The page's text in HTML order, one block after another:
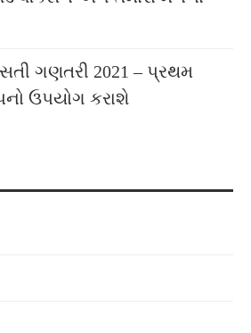
ગણતરી 2021 – પ્રથમ
ઉપયોગ કરાશે